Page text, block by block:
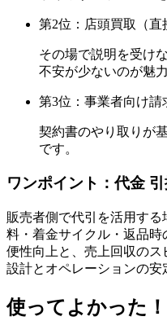
第2位：店頭買取（直
その場で説明を受け
不安が少ないのが魅力
第3位：事業者向け請
契約書のやり取りが
です。
ワンポイント：代金
販売者側で代引を活用す
料・着金サイクル・返品時
便性向上と、売上回収のス
設計とオペレーションの安
使ってよかった